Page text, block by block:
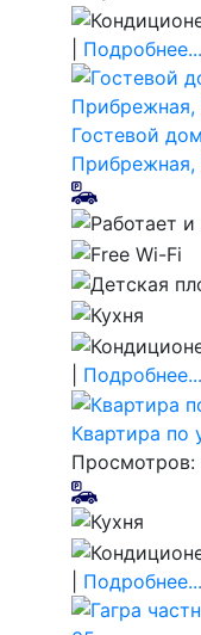
Подробнее...
Гостевой
Прибрежная,
Подробнее...
Квартира по
Подробнее...